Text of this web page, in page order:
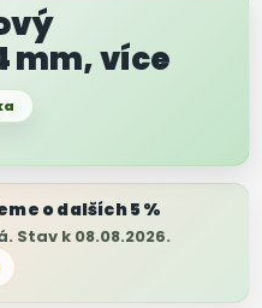
mm, více
o dalších 5 %
Stav k 08.08.2026.